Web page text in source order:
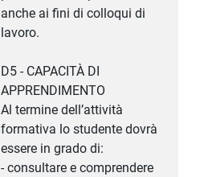
anche ai fini di colloqui di
lavoro.
D5 - CAPACITÀ DI
APPRENDIMENTO
Al termine dell’attività
formativa lo studente dovrà
essere in grado di:
- consultare e comprendere